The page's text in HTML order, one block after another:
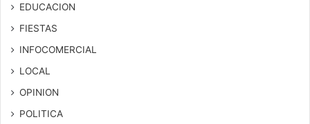
EDUCACION
FIESTAS
INFOCOMERCIAL
LOCAL
OPINION
POLITICA